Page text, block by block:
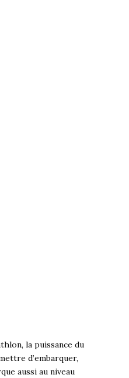
la puissance du
d’embarquer,
aussi au niveau